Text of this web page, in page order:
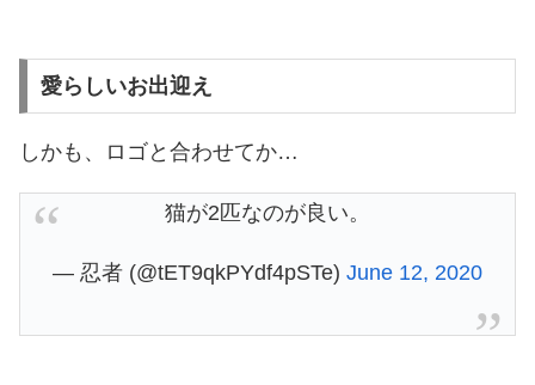
愛らしいお出迎え
しかも、ロゴと合わせてか…
猫が2匹なのが良い。
— 忍者 (@tET9qkPYdf4pSTe) June 12, 2020